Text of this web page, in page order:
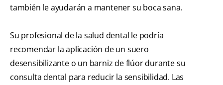
también le ayudarán a mantener su boca sana.
Su profesional de la salud dental le podría
recomendar la aplicación de un suero
desensibilizante o un barniz de flúor durante su
consulta dental para reducir la sensibilidad. Las